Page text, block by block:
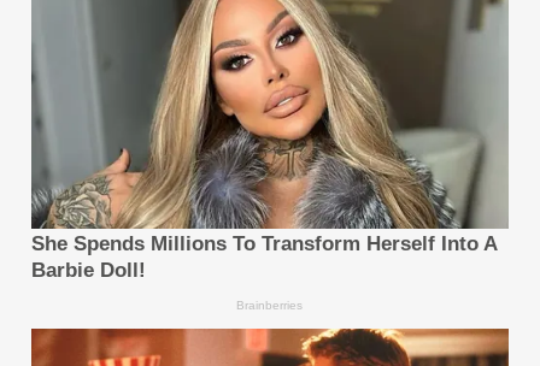
ยกตัวอย่างเช่น เราได้เปิดใช้งานเครือข่ายอัตโนมัติระดับ 4
และระดับที่สูงกว่าผ่านขุมพลังของ 3 เอนจิ้นหลัก ได้แก่
Nebula Telecom Large Model บิ๊กดาต้า และดิจิทัล
ทวิน ซึ่งในการใช้งานจริงนั้น ZTE และ China Mobile ได้
ร่วมกันสร้างสรรค์มัลติเอเจนท์ที่สามารถตรวจจับปัญหา
เครือข่าย และทำการซ่อมแซมตัวเองได้ ซึ่งช่วยลดเวลาใน
การแก้ไขปัญหาลงได้ถึง 47%
คำถามที่ 2: การเปลี่ยนผ่านเชิงกลยุทธ์ – การเพิ่มความ
เป็นอิสระทางดิจิทัลผ่าน Agentic AI จะพลิกโฉมวิธีการ
ความจริงก็คือ เรากำลังอยู่ในยุคที่มีความไม่แน่นอนสูงมา
สถานการณ์นี้บังคับให้เราต้องเริ่มต้นอย่างมีจุดหมายในใจ